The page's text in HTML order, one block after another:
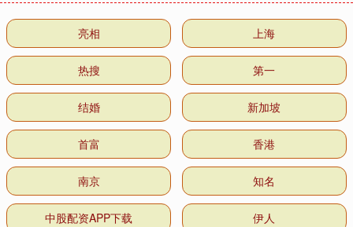
亮相 上海
热搜 第一
结婚 新加坡
首富 香港
南京 知名
中股配资APP下载 伊人